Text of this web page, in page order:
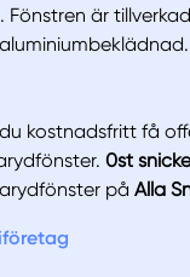
Välj
Fönstren är
kostnadsfritt få
0st
på Alla